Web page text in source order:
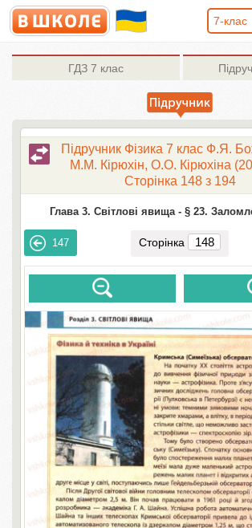
7-клас
ГДЗ 7 клас
Підручник Фізика 7 клас Ф.Я.
М.М. Кірюхін, О.О. Кірюхіна
Сторінка 148 з 194
Глава 3. Світлові явища - § 23.
147 Сторінка